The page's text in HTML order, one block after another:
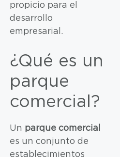
propicio para el
desarrollo
empresarial.
¿Qué es un
parque
comercial?
Un parque comercial
es un conjunto de
establecimientos